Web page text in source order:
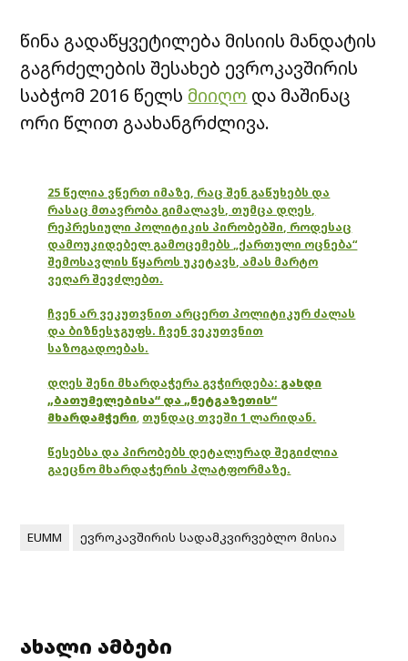
წინა გადაწყვეტილება მისიის მანდატის
გაგრძელების შესახებ ევროკავშირის
საბჭომ 2016 წელს მიიღო და მაშინაც
ორი წლით გაახანგრძლივა.
25 წელია ვწერთ იმაზე, რაც შენ გაწუხებს და
რასაც მთავრობა გიმალავს, თუმცა დღეს,
რეპრესიული პოლიტიკის პირობებში, როდესაც
დამოუკიდებელ გამოცემებს „ქართული ოცნება“
შემოსავლის წყაროს უკეტავს, ამას მარტო
ვეღარ შევძლებთ.
ჩვენ არ ვეკუთვნით არცერთ პოლიტიკურ ძალას
და ბიზნესჯგუფს. ჩვენ ვეკუთვნით
საზოგადოებას.
დღეს შენი მხარდაჭერა გვჭირდება: გახდი
„ბათუმელებისა“ და „ნეტგაზეთის“
მხარდამჭერი, თუნდაც თვეში 1 ლარიდან.
წესებსა და პირობებს დეტალურად შეგიძლია
გაეცნო მხარდაჭერის პლატფორმაზე.
EUMM ევროკავშირის სადამკვირვებლო მისია
ახალი ამბები